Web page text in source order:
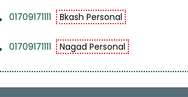
01709171111 Bkash Personal
01709171111 Nagad Personal